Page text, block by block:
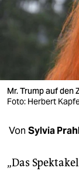
wahrheit
verlag
veranstaltungen
fragen & hilfe
unterstützen
Mr. Trump auf den
Foto: Herbert
Von Sylvia
„Das